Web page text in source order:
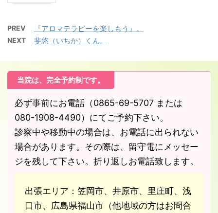
PREV 『アロマテラピーを楽しもう』。
NEXT 斐悠（いちか）くん。
当院は、完全予約制です。
必ず事前にお電話（0865-69-5707 または
080-1908-4490）にてご予約下さい。
診察中や移動中の場合は、お電話に出られない
場合があります。その際は、留守電にメッセー
ジを残して下さい。折り返しお電話致します。
出張エリア：笠岡市、井原市、里庄町、浅
口市、広島県福山市（他地域の方はお問合